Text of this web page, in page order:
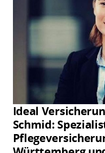
Ideal
Schmid: